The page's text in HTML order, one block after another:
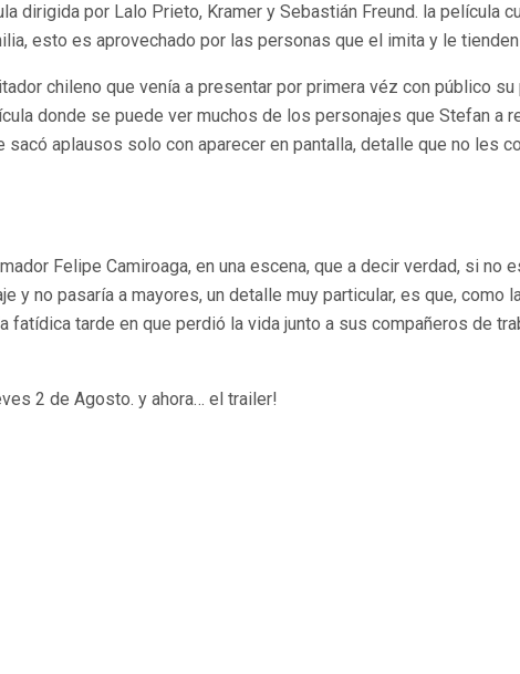
dirigida por Lalo Prieto, Kramer y Sebastián Freund. la película
esto es aprovechado por las personas que el imita y le tienden
chileno que venía a presentar por primera véz con público
donde se puede ver muchos de los personajes que Stefan
aplausos solo con aparecer en pantalla, detalle que no les
Felipe Camiroaga, en una escena, que a decir verdad, si no
y no pasaría a mayores, un detalle muy particular, es que,
fatídica tarde en que perdió la vida junto a sus compañeros de
2 de Agosto. y ahora… el trailer!